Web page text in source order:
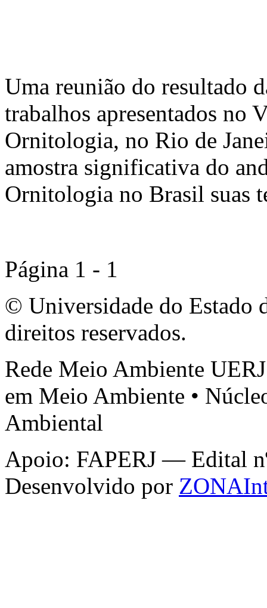
Uma reunião do resultado
trabalhos apresentados no
Ornitologia, no Rio de
amostra significativa do
Ornitologia no Brasil suas
Página 1 - 1
© Universidade do Estado
direitos reservados.
Rede Meio Ambiente
em Meio Ambiente •
Ambiental
Apoio: FAPERJ — Edital
Desenvolvido por